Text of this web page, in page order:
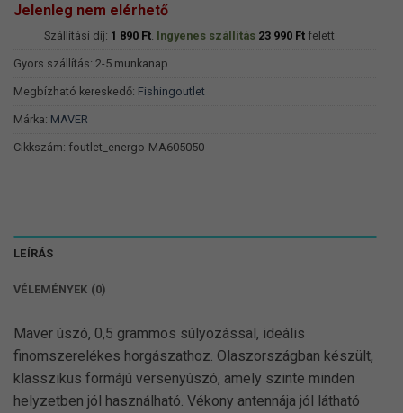
Jelenleg nem elérhető
Szállítási díj: 1 890 Ft. Ingyenes szállítás 23 990 Ftfelett
Gyors szállítás: 2-5 munkanap
Megbízható kereskedő: Fishingoutlet
Márka: MAVER
Cikkszám: foutlet_energo-MA605050
LEÍRÁS
VÉLEMÉNYEK (0)
Maver úszó, 0,5 grammos súlyozással, ideális
finomszerelékes horgászathoz. Olaszországban készült,
klasszikus formájú versenyúszó, amely szinte minden
helyzetben jól használható. Vékony antennája jól látható